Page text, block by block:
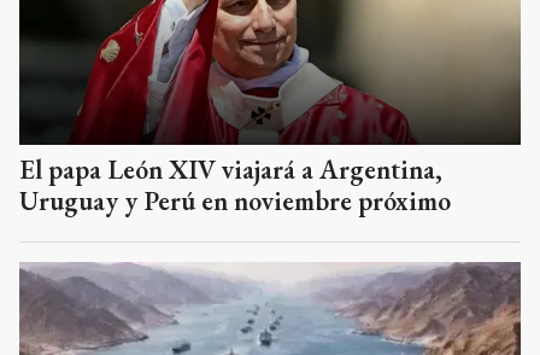
El papa León XIV viajará a Argentina,
Uruguay y Perú en noviembre próximo